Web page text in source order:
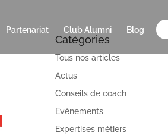
Partenariat Club Alumni Blog
Catégories
Tous nos articles
Actus
Conseils de coach
Evènements
Expertises métiers